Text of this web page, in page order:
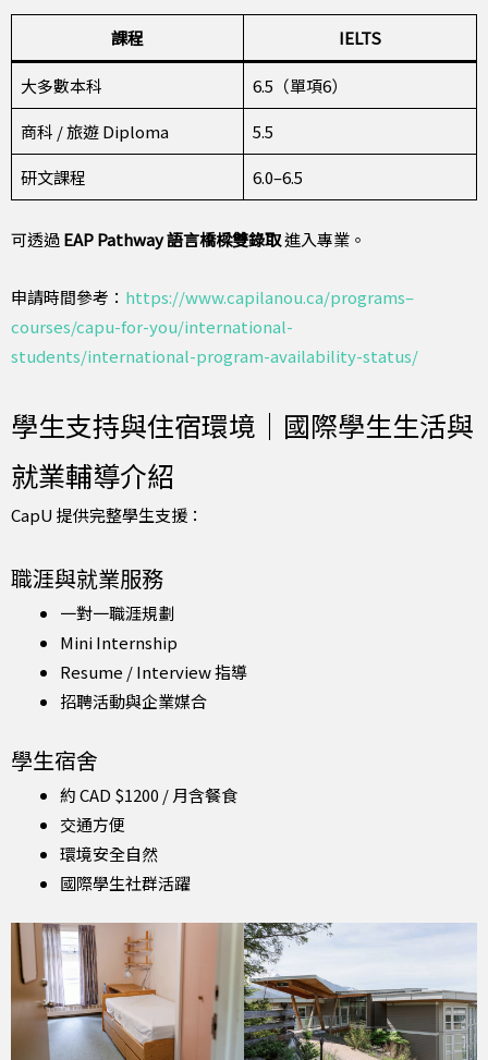
課程 IELTS
大多數本科
6.5（單項6）
商科 / 旅遊 Diploma
5.5
研文課程
6.0–6.5
可透過EAP Pathway 語言橋樑雙錄取進入專業。
申請時間參考： https://www.capilanou.ca/programs–
courses/capu-for-you/international-
students/international-program-availability-status/
學生支持與住宿環境｜國際學生生活與
就業輔導介紹
CapU 提供完整學生支援：
職涯與就業服務
一對一職涯規劃
Mini Internship
Resume / Interview 指導
招聘活動與企業媒合
學生宿舍
約 CAD $1200 / 月含餐食
交通方便
環境安全自然
國際學生社群活躍